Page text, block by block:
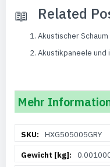
Related
Akustischer
Akustikpaneele und
Mehr
InformationenHXG505005GRY